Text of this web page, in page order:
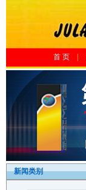
首 页
新闻类别